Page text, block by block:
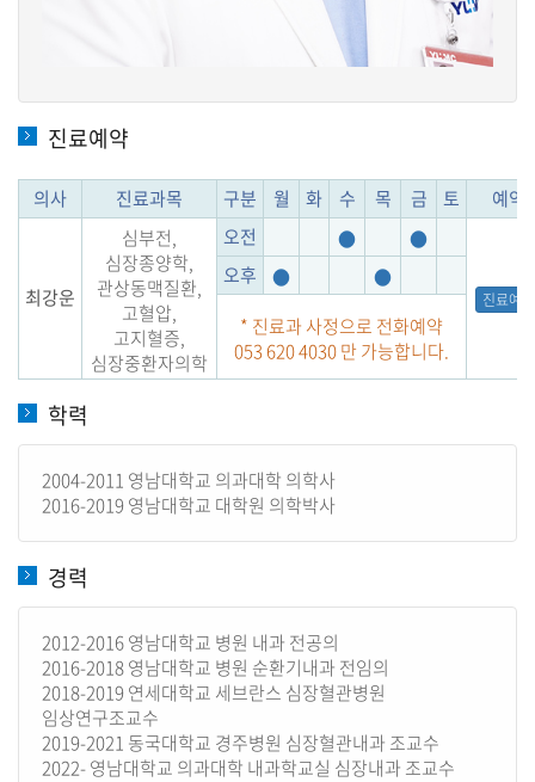
진료예약
의사 진료과목 구분 월 화 수 목 금 토 예약
최강운
심부전,
심장종양학,
관상동맥질환,
고혈압,
고지혈증,
심장중환자의학
오전 ● ●
진료예약
오후 ●
●
* 진료과 사정으로 전화예약
053 620 4030 만 가능합니다.
학력
2004-2011 영남대학교 의과대학 의학사
2016-2019 영남대학교 대학원 의학박사
경력
2012-2016 영남대학교 병원 내과 전공의
2016-2018 영남대학교 병원 순환기내과 전임의
2018-2019 연세대학교 세브란스 심장혈관병원
임상연구조교수
2019-2021 동국대학교 경주병원 심장혈관내과 조교수
2022- 영남대학교 의과대학 내과학교실 심장내과 조교수